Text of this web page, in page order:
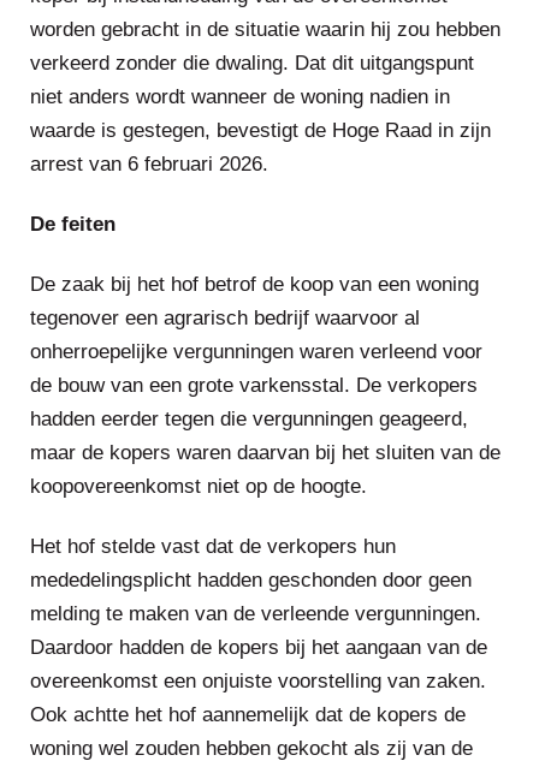
worden gebracht in de situatie waarin hij zou hebben
verkeerd zonder die dwaling. Dat dit uitgangspunt
niet anders wordt wanneer de woning nadien in
waarde is gestegen, bevestigt de Hoge Raad in zijn
arrest van 6 februari 2026.
De feiten
De zaak bij het hof betrof de koop van een woning
tegenover een agrarisch bedrijf waarvoor al
onherroepelijke vergunningen waren verleend voor
de bouw van een grote varkensstal. De verkopers
hadden eerder tegen die vergunningen geageerd,
maar de kopers waren daarvan bij het sluiten van de
koopovereenkomst niet op de hoogte.
Het hof stelde vast dat de verkopers hun
mededelingsplicht hadden geschonden door geen
melding te maken van de verleende vergunningen.
Daardoor hadden de kopers bij het aangaan van de
overeenkomst een onjuiste voorstelling van zaken.
Ook achtte het hof aannemelijk dat de kopers de
woning wel zouden hebben gekocht als zij van de